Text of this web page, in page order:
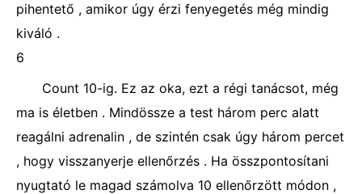
pihentető , amikor úgy érzi fenyegetés még mindig
kiváló .
6
Count 10-ig. Ez az oka, ezt a régi tanácsot, még
ma is életben . Mindössze a test három perc alatt
reagálni adrenalin , de szintén csak úgy három percet
, hogy visszanyerje ellenőrzés . Ha összpontosítani
nyugtató le magad számolva 10 ellenőrzött módon ,